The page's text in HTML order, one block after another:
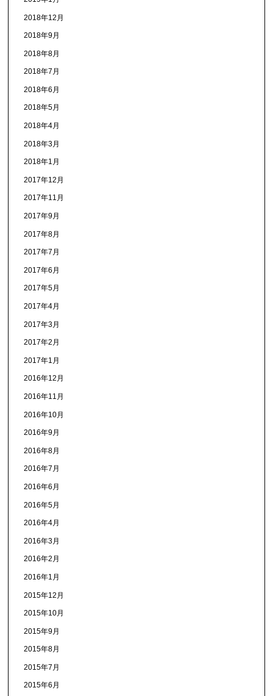
2018年12月
2018年9月
2018年8月
2018年7月
2018年6月
2018年5月
2018年4月
2018年3月
2018年1月
2017年12月
2017年11月
2017年9月
2017年8月
2017年7月
2017年6月
2017年5月
2017年4月
2017年3月
2017年2月
2017年1月
2016年12月
2016年11月
2016年10月
2016年9月
2016年8月
2016年7月
2016年6月
2016年5月
2016年4月
2016年3月
2016年2月
2016年1月
2015年12月
2015年10月
2015年9月
2015年8月
2015年7月
2015年6月